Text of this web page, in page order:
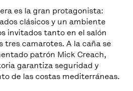
es la gran protagonista:
clásicos y un ambiente
invitados tanto en el salón
tres camarotes. A la caña se
patrón Mick Creach,
garantiza seguridad y
de las costas mediterráneas.